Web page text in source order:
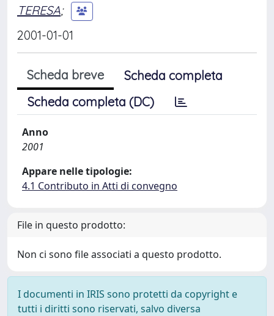
TERESA;
2001-01-01
Scheda breve
Scheda completa
Scheda completa (DC)
Anno
2001
Appare nelle tipologie:
4.1 Contributo in Atti di convegno
File in questo prodotto:
Non ci sono file associati a questo prodotto.
I documenti in IRIS sono protetti da copyright e
tutti i diritti sono riservati, salvo diversa